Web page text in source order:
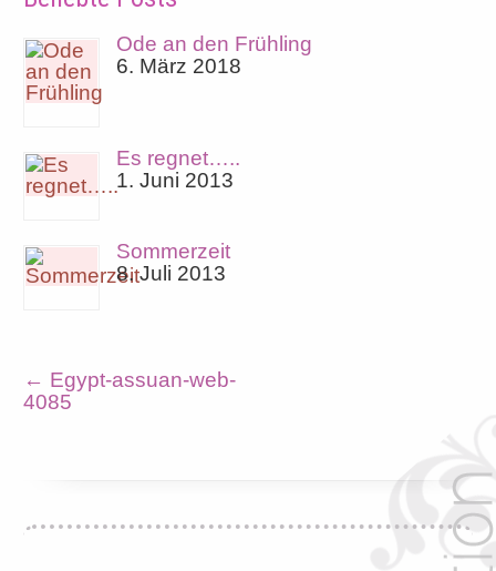
Ode an den Frühling
6. März 2018
Es regnet…..
1. Juni 2013
Sommerzeit
8. Juli 2013
← Egypt-assuan-web-
4085